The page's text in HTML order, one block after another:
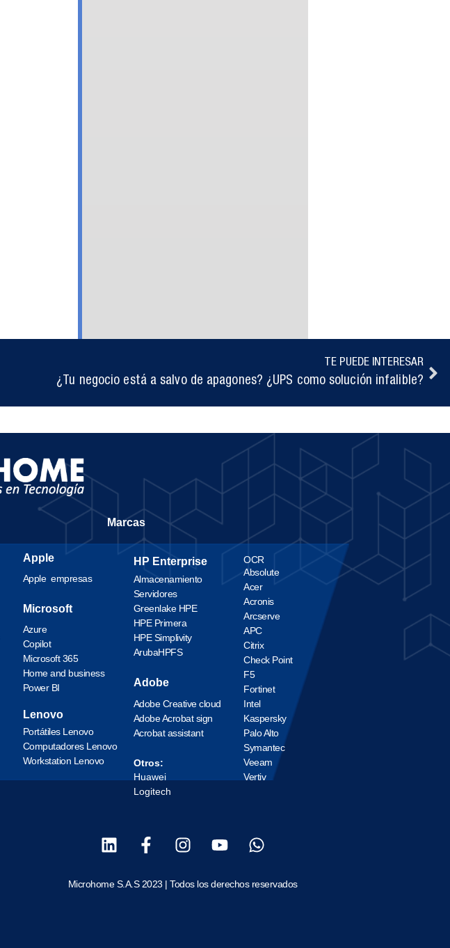
TE PUEDE INTERESAR
¿Tu negocio está a salvo de apagones? ¿UPS como solución infalible?
Marcas
Apple
Apple empresas
Microsoft
Azure
Copilot
Microsoft 365
Home and business
Power BI
Lenovo
Portátiles Lenovo
Computadores Lenovo
Workstation Lenovo
HP Enterprise
Almacenamiento
Servidores
Greenlake HPE
HPE Primera
HPE Simplivity
ArubaHPFS
Adobe
Adobe Creative cloud
Adobe Acrobat sign
Acrobat assistant
Otros:
Huawei
Logitech
OCR
Absolute
Acer
Acronis
Arcserve
APC
Citrix
Check Point
F5
Fortinet
Intel
Kaspersky
Palo Alto
Symantec
Veeam
Vertiv
Microhome S.A.S 2023 | Todos los derechos reservados